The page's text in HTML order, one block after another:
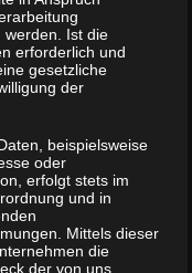
Die
werden. Ist die
erforderlich und
gesetzliche
der
beispielsweise
oder
erfolgt stets im
und in
Mittels dieser
die
der von uns